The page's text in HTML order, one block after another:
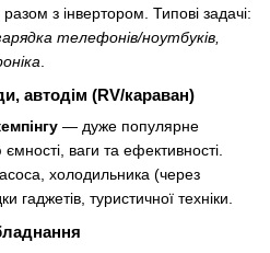
разом з інвертором. Типові задачі:
телефонів/ноутбуків,
.
автодім (RV/караван)
— дуже популярне
ваги та ефективності.
холодильника (через
гаджетів, туристичної техніки.